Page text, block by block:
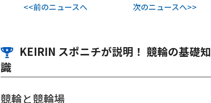
<<前のニュースへ 次のニュースへ>>
KEIRIN スポニチが説明！ 競輪の基礎知
識
競輪と競輪場